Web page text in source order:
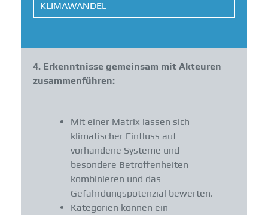
KLIMAWANDEL
4. Erkenntnisse gemeinsam mit Akteuren
zusammenführen:
Mit einer Matrix lassen sich
klimatischer Einfluss auf
vorhandene Systeme und
besondere Betroffenheiten
kombinieren und das
Gefährdungspotenzial bewerten.
Kategorien können ein